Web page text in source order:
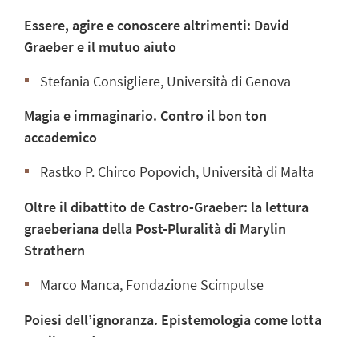
Essere, agire e conoscere altrimenti: David
Graeber e il mutuo aiuto
Stefania Consigliere, Università di Genova
Magia e immaginario. Contro il bon ton
accademico
Rastko P. Chirco Popovich, Università di Malta
Oltre il dibattito de Castro-Graeber: la lettura
graeberiana della Post-Pluralità di Marylin
Strathern
Marco Manca, Fondazione Scimpulse
Poiesi dell’ignoranza. Epistemologia come lotta